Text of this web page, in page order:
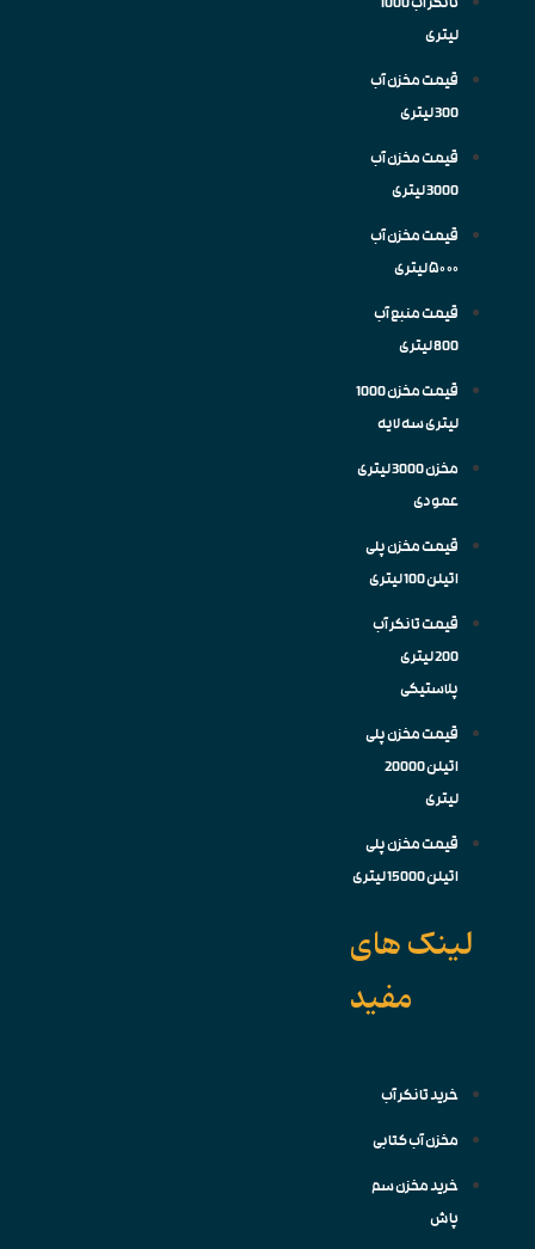
تانکر آب 1000
قیمت مخزن آب
قیمت مخزن آب
قیمت مخزن آب
قیمت منبع آب
قیمت مخزن 1000
لیتری سه لایه
مخزن 3000 لیتری
قیمت مخزن پلی
قیمت تانکر آب
200 لیتری
پلاستیکی
قیمت مخزن پلی
اتیلن 20000
قیمت مخزن پلی
لینک های
مفید
خرید تانکر آب
مخزن آب کتابی
خرید مخزن سم